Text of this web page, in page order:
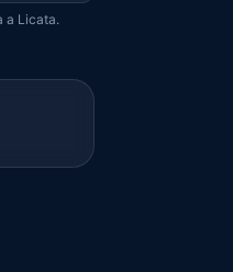
a Licata.